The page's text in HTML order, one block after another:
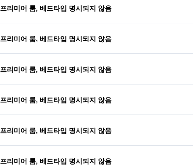
프리미어 룸, 베드타입 명시되지 않음
프리미어 룸, 베드타입 명시되지 않음
프리미어 룸, 베드타입 명시되지 않음
프리미어 룸, 베드타입 명시되지 않음
프리미어 룸, 베드타입 명시되지 않음
프리미어 룸, 베드타입 명시되지 않음